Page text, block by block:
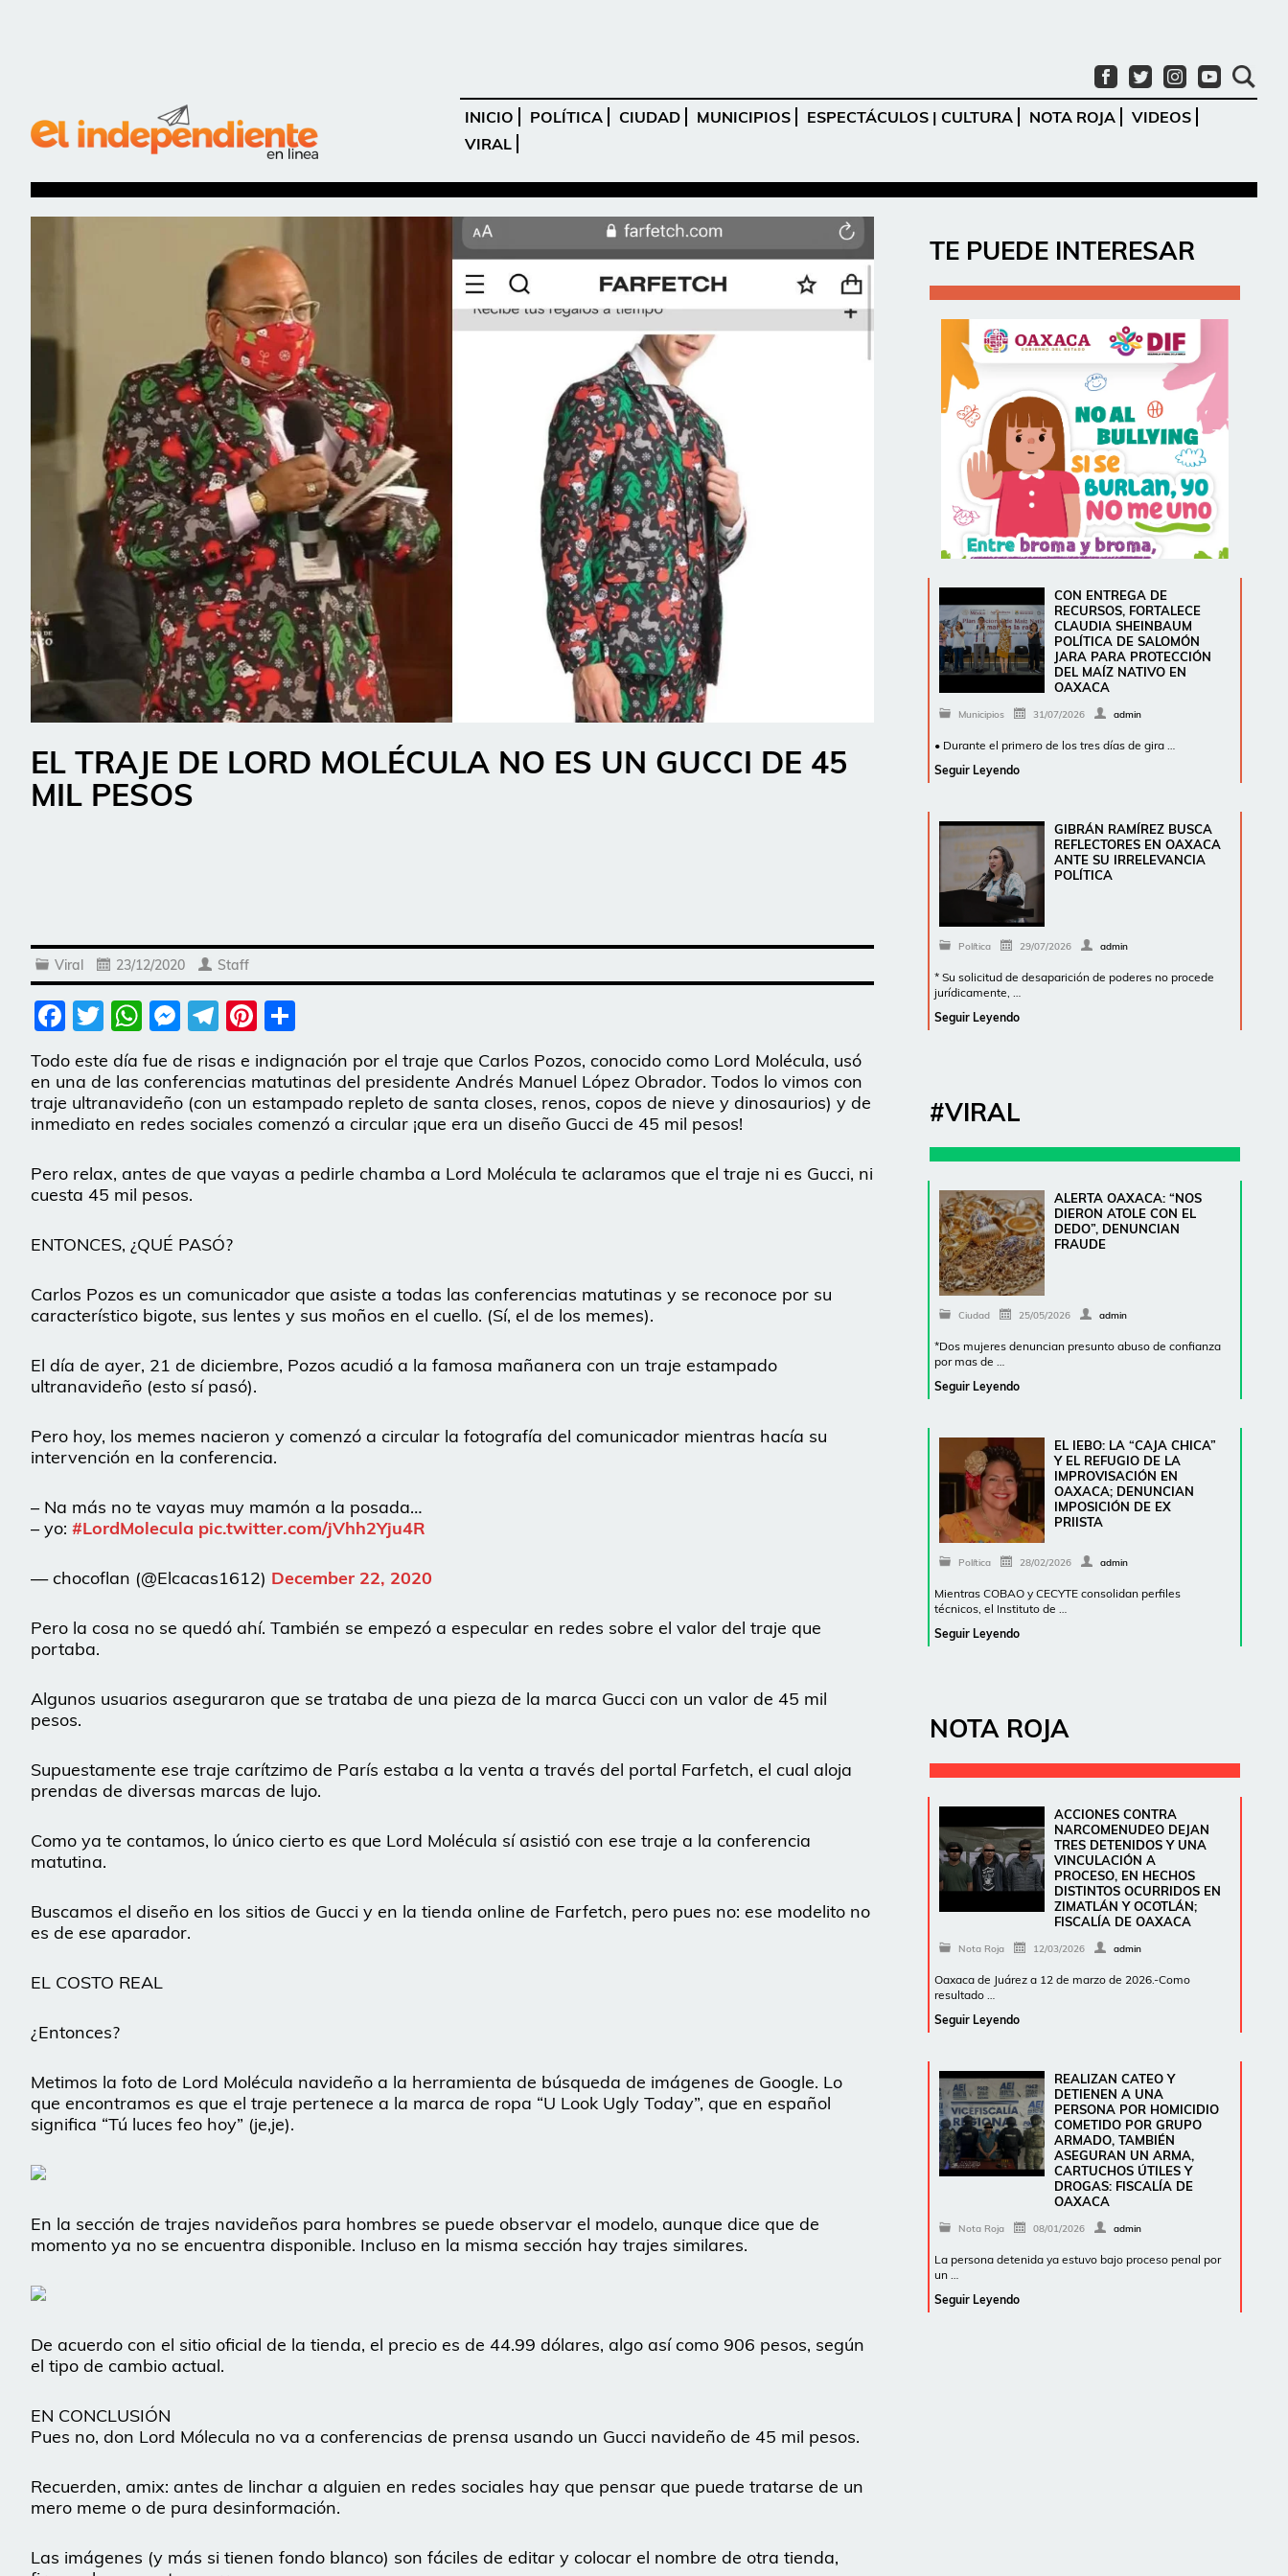
INICIO POLÍTICA CIUDAD MUNICIPIOS ESPECTÁCULOS | CULTURA NOTA ROJA
VIDEOS
VIRAL
EL TRAJE DE LORD MOLÉCULA NO ES UN GUCCI DE 45
MIL PESOS
Viral 23/12/2020 Staff
Facebook
Twitter
WhatsApp
Messenger
Telegram
Pinterest
Todo este día fue de risas e indignación por el traje que Carlos Pozos, conocido como Lord Molécula, usó
en una de las conferencias matutinas del presidente Andrés Manuel López Obrador. Todos lo vimos con
traje ultranavideño (con un estampado repleto de santa closes, renos, copos de nieve y dinosaurios) y de
inmediato en redes sociales comenzó a circular ¡que era un diseño Gucci de 45 mil pesos!
Pero relax, antes de que vayas a pedirle chamba a Lord Molécula te aclaramos que el traje ni es Gucci, ni
cuesta 45 mil pesos.
ENTONCES, ¿QUÉ PASÓ?
Carlos Pozos es un comunicador que asiste a todas las conferencias matutinas y se reconoce por su
característico bigote, sus lentes y sus moños en el cuello. (Sí, el de los memes).
El día de ayer, 21 de diciembre, Pozos acudió a la famosa mañanera con un traje estampado
ultranavideño (esto sí pasó).
Pero hoy, los memes nacieron y comenzó a circular la fotografía del comunicador mientras hacía su
intervención en la conferencia.
– Na más no te vayas muy mamón a la posada…
– yo: #LordMolecula pic.twitter.com/jVhh2Yju4R
— chocoflan (@Elcacas1612) December 22, 2020
Pero la cosa no se quedó ahí. También se empezó a especular en redes sobre el valor del traje que
portaba.
Algunos usuarios aseguraron que se trataba de una pieza de la marca Gucci con un valor de 45 mil
pesos.
Supuestamente ese traje carítzimo de París estaba a la venta a través del portal Farfetch, el cual aloja
prendas de diversas marcas de lujo.
Como ya te contamos, lo único cierto es que Lord Molécula sí asistió con ese traje a la conferencia
matutina.
Buscamos el diseño en los sitios de Gucci y en la tienda online de Farfetch, pero pues no: ese modelito no
es de ese aparador.
EL COSTO REAL
¿Entonces?
Metimos la foto de Lord Molécula navideño a la herramienta de búsqueda de imágenes de Google. Lo
que encontramos es que el traje pertenece a la marca de ropa “U Look Ugly Today”, que en español
significa “Tú luces feo hoy” (je,je).
En la sección de trajes navideños para hombres se puede observar el modelo, aunque dice que de
momento ya no se encuentra disponible. Incluso en la misma sección hay trajes similares.
De acuerdo con el sitio oficial de la tienda, el precio es de 44.99 dólares, algo así como 906 pesos, según
el tipo de cambio actual.
EN CONCLUSIÓN
Pues no, don Lord Mólecula no va a conferencias de prensa usando un Gucci navideño de 45 mil pesos.
Recuerden, amix: antes de linchar a alguien en redes sociales hay que pensar que puede tratarse de un
mero meme o de pura desinformación.
Las imágenes (y más si tienen fondo blanco) son fáciles de editar y colocar el nombre de otra tienda,
TE PUEDE INTERESAR
CON ENTREGA DE
RECURSOS, FORTALECE
CLAUDIA SHEINBAUM
POLÍTICA DE SALOMÓN
JARA PARA PROTECCIÓN
DEL MAÍZ NATIVO EN
OAXACA
Municipios 31/07/2026 admin
• Durante el primero de los tres días de gira …
Seguir Leyendo
GIBRÁN RAMÍREZ BUSCA
REFLECTORES EN OAXACA
ANTE SU IRRELEVANCIA
POLÍTICA
Política 29/07/2026 admin
* Su solicitud de desaparición de poderes no procede
jurídicamente, …
Seguir Leyendo
#VIRAL
ALERTA OAXACA: “NOS
DIERON ATOLE CON EL
DEDO”, DENUNCIAN
FRAUDE
Ciudad 25/05/2026 admin
*Dos mujeres denuncian presunto abuso de confianza
por mas de …
Seguir Leyendo
EL IEBO: LA “CAJA CHICA”
Y EL REFUGIO DE LA
IMPROVISACIÓN EN
OAXACA; DENUNCIAN
IMPOSICIÓN DE EX
PRIISTA
Política 28/02/2026 admin
Mientras COBAO y CECYTE consolidan perfiles
técnicos, el Instituto de …
Seguir Leyendo
NOTA ROJA
ACCIONES CONTRA
NARCOMENUDEO DEJAN
TRES DETENIDOS Y UNA
VINCULACIÓN A
PROCESO, EN HECHOS
DISTINTOS OCURRIDOS EN
ZIMATLÁN Y OCOTLÁN;
FISCALÍA DE OAXACA
Nota Roja 12/03/2026 admin
Oaxaca de Juárez a 12 de marzo de 2026.-Como
resultado …
Seguir Leyendo
REALIZAN CATEO Y
DETIENEN A UNA
PERSONA POR HOMICIDIO
COMETIDO POR GRUPO
ARMADO, TAMBIÉN
ASEGURAN UN ARMA,
CARTUCHOS ÚTILES Y
DROGAS: FISCALÍA DE
OAXACA
Nota Roja 08/01/2026 admin
La persona detenida ya estuvo bajo proceso penal por
un …
Seguir Leyendo